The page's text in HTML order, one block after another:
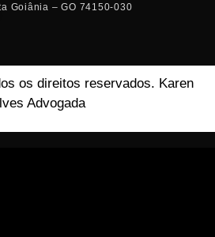
Goiânia – GO 74150-030
os direitos reservados. Karen
Advogada